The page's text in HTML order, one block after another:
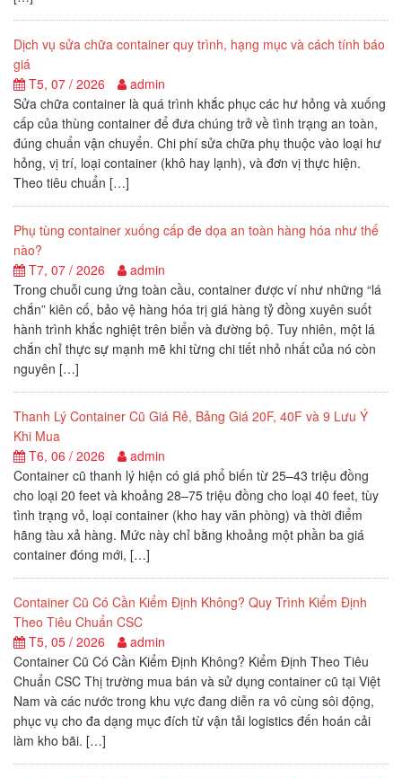
Dịch vụ sửa chữa container quy trình, hạng mục và cách tính báo
giá
T5, 07 / 2026
admin
Sửa chữa container là quá trình khắc phục các hư hỏng và xuống
cấp của thùng container để đưa chúng trở về tình trạng an toàn,
đúng chuẩn vận chuyển. Chi phí sửa chữa phụ thuộc vào loại hư
hỏng, vị trí, loại container (khô hay lạnh), và đơn vị thực hiện.
Theo tiêu chuẩn […]
Phụ tùng container xuống cấp đe dọa an toàn hàng hóa như thế
nào?
T7, 07 / 2026
admin
Trong chuỗi cung ứng toàn cầu, container được ví như những “lá
chắn” kiên cố, bảo vệ hàng hóa trị giá hàng tỷ đồng xuyên suốt
hành trình khắc nghiệt trên biển và đường bộ. Tuy nhiên, một lá
chắn chỉ thực sự mạnh mẽ khi từng chi tiết nhỏ nhất của nó còn
nguyên […]
Thanh Lý Container Cũ Giá Rẻ, Bảng Giá 20F, 40F và 9 Lưu Ý
Khi Mua
T6, 06 / 2026
admin
Container cũ thanh lý hiện có giá phổ biến từ 25–43 triệu đồng
cho loại 20 feet và khoảng 28–75 triệu đồng cho loại 40 feet, tùy
tình trạng vỏ, loại container (kho hay văn phòng) và thời điểm
hãng tàu xả hàng. Mức này chỉ bằng khoảng một phần ba giá
container đóng mới, […]
Container Cũ Có Cần Kiểm Định Không? Quy Trình Kiểm Định
Theo Tiêu Chuẩn CSC
T5, 05 / 2026
admin
Container Cũ Có Cần Kiểm Định Không? Kiểm Định Theo Tiêu
Chuẩn CSC Thị trường mua bán và sử dụng container cũ tại Việt
Nam và các nước trong khu vực đang diễn ra vô cùng sôi động,
phục vụ cho đa dạng mục đích từ vận tải logistics đến hoán cải
làm kho bãi. […]